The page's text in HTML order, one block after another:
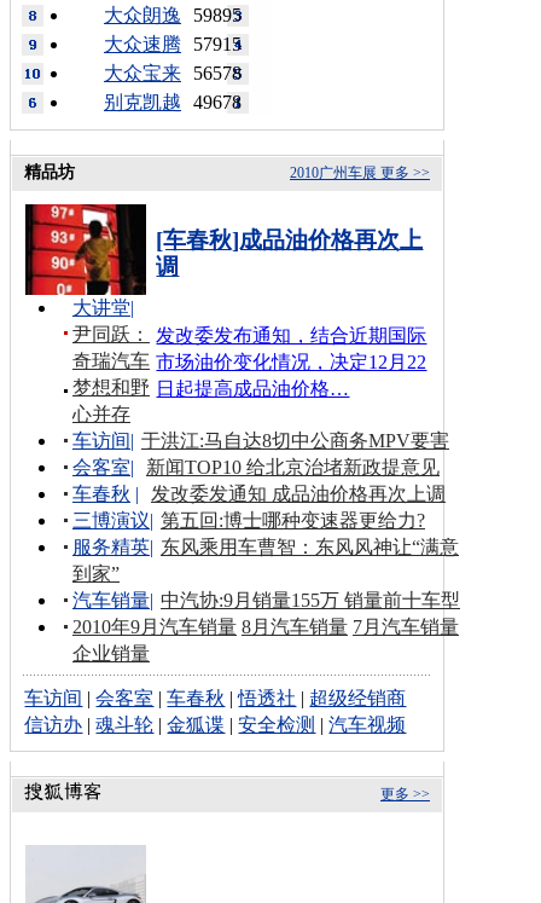
59895
大众朗逸
57915
大众速腾
56578
大众宝来
49678
别克凯越
更多 >>
2010广州车展
精品坊
[车春秋]成品油价格再次上
调
发改委发布通知，结合近期国际
市场油价变化情况，决定12月22
日起提高成品油价格…
大讲堂|
尹同跃：
奇瑞汽车
梦想和野
心并存
车访间| 于洪江:马自达8切中公商务MPV要害
会客室|
新闻TOP10 给北京治堵新政提意见
车春秋 |
发改委发通知 成品油价格再次上调
三博演议| 第五回:博士哪种变速器更给力?
服务精英| 东风乘用车曹智：东风风神让“满意
到家”
汽车销量| 中汽协:9月销量155万 销量前十车型
2010年9月汽车销量 8月汽车销量 7月汽车销量
企业销量
车访间 |会客室 |车春秋 |悟透社 | 超级经销商
信访办 |魂斗轮 |金狐谍 |安全检测 |汽车视频
更多 >>